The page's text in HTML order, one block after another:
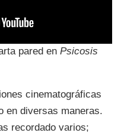
pared en Psicosis
cinematográficas
en diversas maneras.
recordado varios;